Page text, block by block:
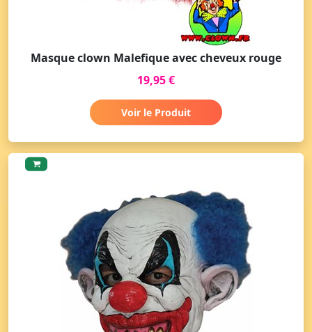
Masque clown Malefique avec cheveux rouge
19,95 €
Voir le Produit